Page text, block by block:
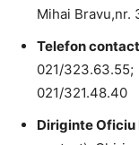
Mihai Bravu,nr.
Telefon
021/323.63.55;
021/321.48.40
Diriginte Oficiu